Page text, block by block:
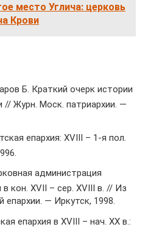
место Углича: церковь
Крови
Б. Краткий очерк истории
// Журн. Моск. патриархии. —
епархия: XVIII – 1-я пол.
администрация
кон. XVII – сер. XVIII в. // Из
епархии. — Иркутск, 1998.
епархия в XVIII – нач. XX в.: